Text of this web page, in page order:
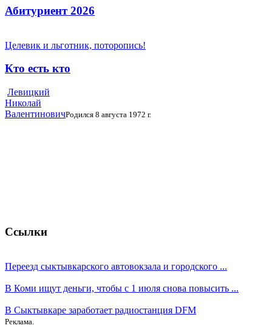
Абитуриент 2026
Целевик и льготник, поторопись!
Кто есть кто
Левицкий
Николай
ВалентиновичРодился 8 августа 1972 г.
Ссылки
Переезд сыктывкарского автовокзала и городского ...
В Коми ищут деньги, чтобы с 1 июля снова повысить ...
В Сыктывкаре заработает радиостанция DFM
Реклама.